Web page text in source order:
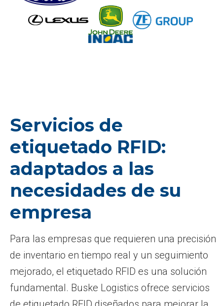
Servicios de
etiquetado RFID:
adaptados a las
necesidades de su
empresa
Para las empresas que requieren una precisión
de inventario en tiempo real y un seguimiento
mejorado, el etiquetado RFID es una solución
fundamental. Buske Logistics ofrece servicios